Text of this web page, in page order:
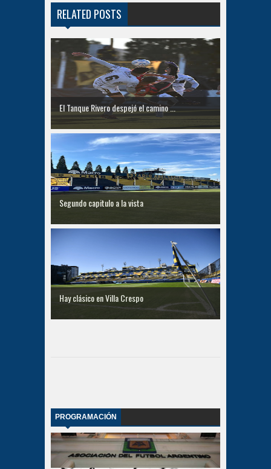
RELATED POSTS
El Tanque Rivero despejó el camino ...
Segundo capitulo a la vista
Hay clásico en Villa Crespo
PROGRAMACIÓN